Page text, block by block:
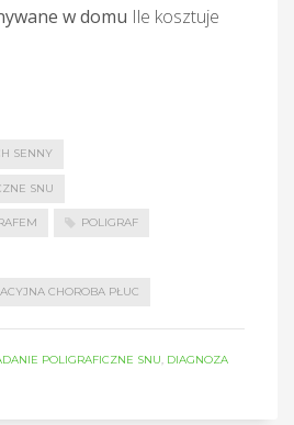
w domu Ile kosztuje
SENNY
SNU
POLIGRAF
CHOROBA PŁUC
POLIGRAFICZNE SNU, DIAGNOZA